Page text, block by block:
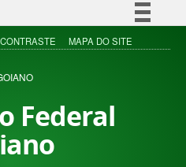
Simplifique!
Acesso à informação
MAPA DO SITE
Federal